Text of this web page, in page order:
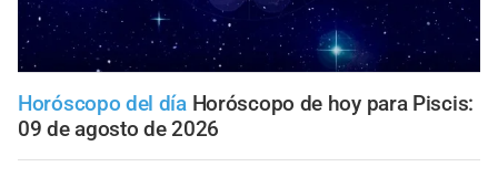
Horóscopo del día Horóscopo de hoy para Piscis:
09 de agosto de 2026